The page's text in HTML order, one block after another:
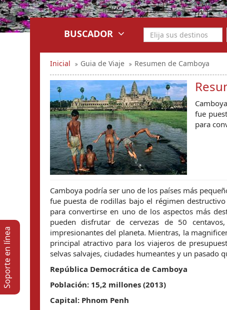
BUSCADOR
Inicial Guia de Viaje Resumen de Camboya
fue
para
Camboya podría ser uno de los países más
fue puesta de rodillas bajo el régimen
para convertirse en uno de los aspectos más
pueden disfrutar de cervezas de 50
impresionantes del planeta. Mientras, la
principal atractivo para los viajeros de
selvas salvajes, ciudades humeantes y un pasado
República Democrática de Camboya
Población: 15,2 millones (2013)
Capital: Phnom Penh
Soporte en lí­nea